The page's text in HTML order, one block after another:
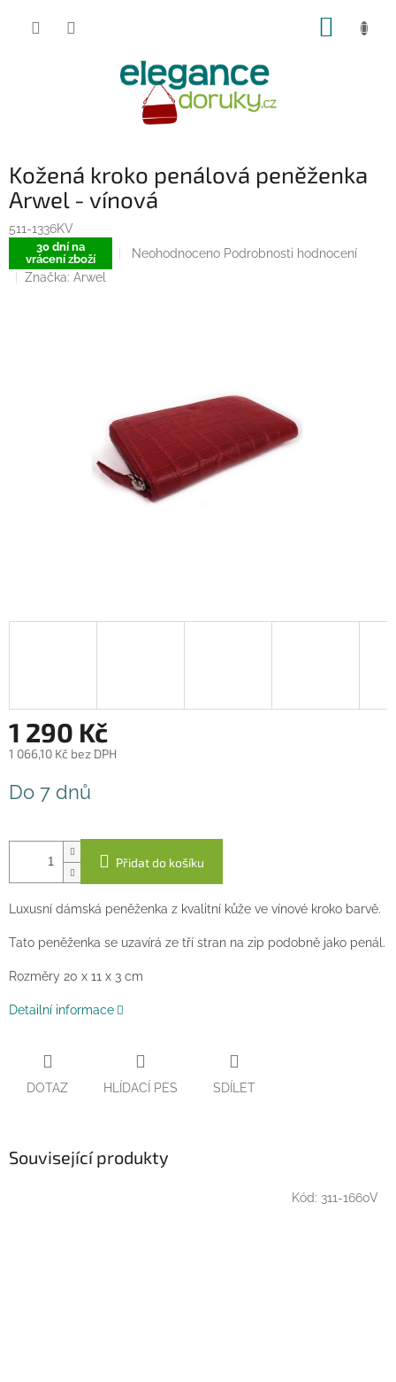
Kožená kroko penálová peněženka
Arwel - vínová
511-1336KV
30 dní na
vrácení zboží
Průměrné
Neohodnoceno Podrobnosti hodnocení
Značka: Arwel
1 290 Kč
1 066,10 Kč bez DPH
cena:
Do 7 dnů
Přidat do košíku
Luxusní dámská peněženka z kvalitní kůže ve vínové kroko barvě.
Tato peněženka se uzavírá ze tří stran na zip podobně jako penál.
Rozměry 20 x 11 x 3 cm
Detailní informace
DOTAZ HLÍDACÍ PES SDÍLET
Související produkty
Kód: 311-1660V